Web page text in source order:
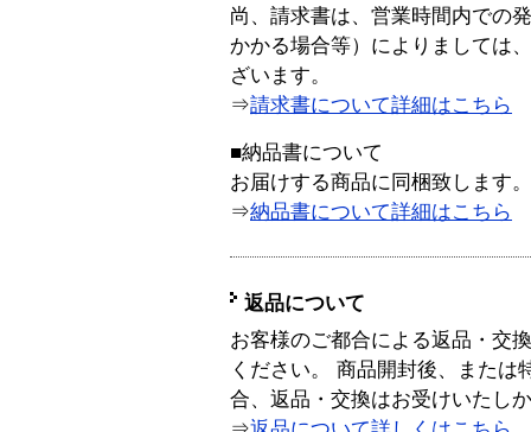
尚、請求書は、営業時間内での
かかる場合等）によりましては
ざいます。
⇒請求書について詳細はこちら
■納品書について
お届けする商品に同梱致します。
⇒納品書について詳細はこちら
返品について
お客様のご都合による返品・交
ください。 商品開封後、または
合、返品・交換はお受けいたし